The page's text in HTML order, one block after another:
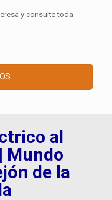
y consulte toda
al
Mundo
de la